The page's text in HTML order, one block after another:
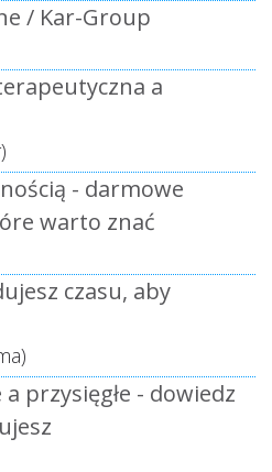
/ Kar-Group
a
- darmowe
warto znać
czasu, aby
a przysięgłe - dowiedz